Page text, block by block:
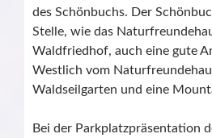
des Schönbuchs. Der
Stelle, wie das
Waldfriedhof, auch eine gute
Westlich vom
Waldseilgarten und eine
Bei der Parkplatzpräsentation